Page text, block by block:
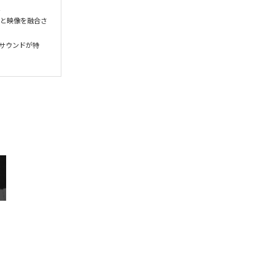
映像を融合さ
ウンドが特